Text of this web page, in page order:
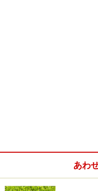
あわ